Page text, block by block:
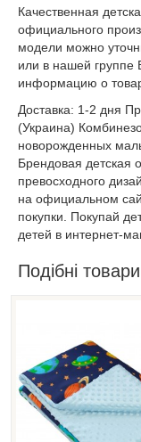
Качественная
официального
модели можно
или в нашей группе
информацию о
Доставка: 1-2 дня
(Украина)
новорожденных
Брендовая детская
превосходного
на официальном
покупки. Покупай
детей в интернет-
Подібні товари